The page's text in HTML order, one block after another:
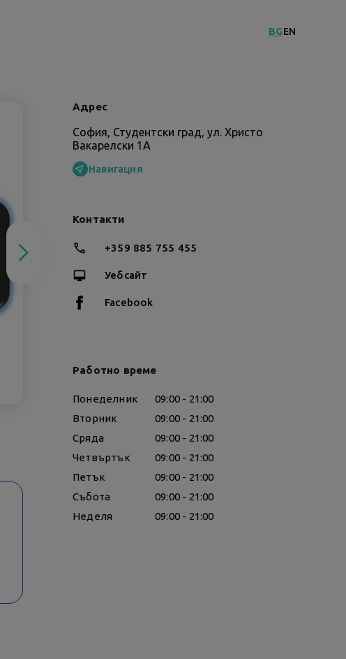
BGEN
Адрес
София, Студентски град, ул. Христо
Вакарелски 1A
Навигация
Контакти
+359 885 755 455
Уебсайт
Facebook
Работно време
Понеделник
09:00 - 21:00
Вторник
09:00 - 21:00
Сряда
09:00 - 21:00
Четвъртък
09:00 - 21:00
Петък
09:00 - 21:00
Събота
09:00 - 21:00
Неделя
09:00 - 21:00